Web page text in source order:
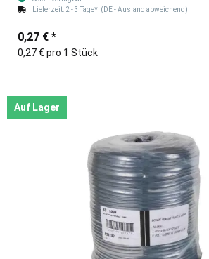
Lieferzeit: 2 - 3 Tage* (DE - Ausland abweichend)
0,27 € *
0,27 € pro 1 Stück
Auf Lager